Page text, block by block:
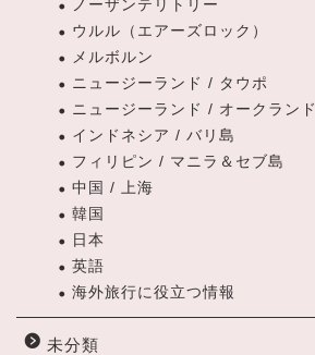
ノーザンテリトリー
ウルル（エアーズロック）
メルボルン
ニュージーランド / タウポ
ニュージーランド / オークランド
インドネシア / バリ島
フィリピン / マニラ＆セブ島
中国 / 上海
韓国
日本
英語
海外旅行に役立つ情報
未分類